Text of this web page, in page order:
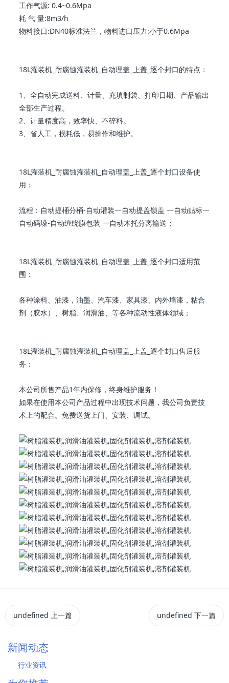
工作气源: 0.4~0.6Mpa
耗 气 量:8m3/h
物料接口:DN40标准法兰，物料进口压力:小于0.6Mpa
18L灌装机_耐腐蚀灌装机_自动理盖_上盖_逐个封口的特点：
1、全自动完成送料、计量、充填制袋、打印日期、产品输出
全部生产过程。
2、计量精度高，效率快、不碎料。
3、省人工，损耗低，易操作和维护。
18L灌装机_耐腐蚀灌装机_自动理盖_上盖_逐个封口设备使
用：
流程：自动提桶分桶-自动灌装一自动提盖锁盖 一自动贴标一
自动码垛-自动缠绕膜包装 一自动木托分离输送；
18L灌装机_耐腐蚀灌装机_自动理盖_上盖_逐个封口适用范
围：
各种涂料、油漆，油墨、汽车漆、家具漆、内外墙漆，粘合
剂（胶水）、树脂、润滑油、等各种流动性液体领域；
18L灌装机_耐腐蚀灌装机_自动理盖_上盖_逐个封口售后服
务：
本公司所售产品1年内保修，终身维护服务！
如果在使用本公司产品过程中出现技术问题，我公司负责技
术上的配合。免费送货上门、安装、调试。
undefined 上一篇 undefined 下一篇
新闻动态
行业资讯